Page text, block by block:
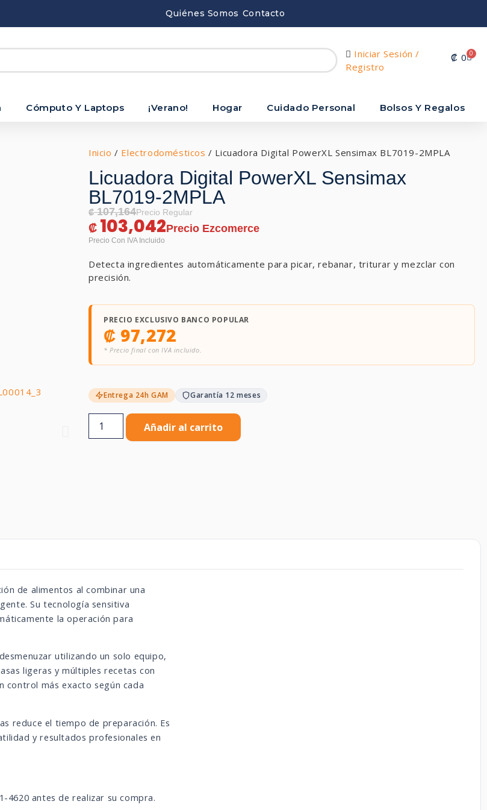
Quiénes Somos Contacto
Iniciar Sesión /
Registro
₡ 0 0
Cómputo Y Laptops ¡Verano! Hogar Cuidado Personal Bolsos Y Regalos
Inicio / Electrodomésticos / Licuadora Digital PowerXL Sensimax BL7019-2MPLA
Licuadora Digital PowerXL Sensimax
BL7019-2MPLA
₡107,164
₡ 103,042
Detecta ingredientes automáticamente para picar, rebanar, triturar y mezclar con
precisión.
PRECIO EXCLUSIVO BANCO POPULAR
₡ 97,272
* Precio final con IVA incluido.
Entrega 24h GAM Garantía 12 meses
Añadir al carrito
de alimentos al combinar una
Su tecnología sensitiva
la operación para
utilizando un solo equipo,
ligeras y múltiples recetas con
control más exacto según cada
reduce el tiempo de preparación. Es
y resultados profesionales en
4620 antes de realizar su compra.